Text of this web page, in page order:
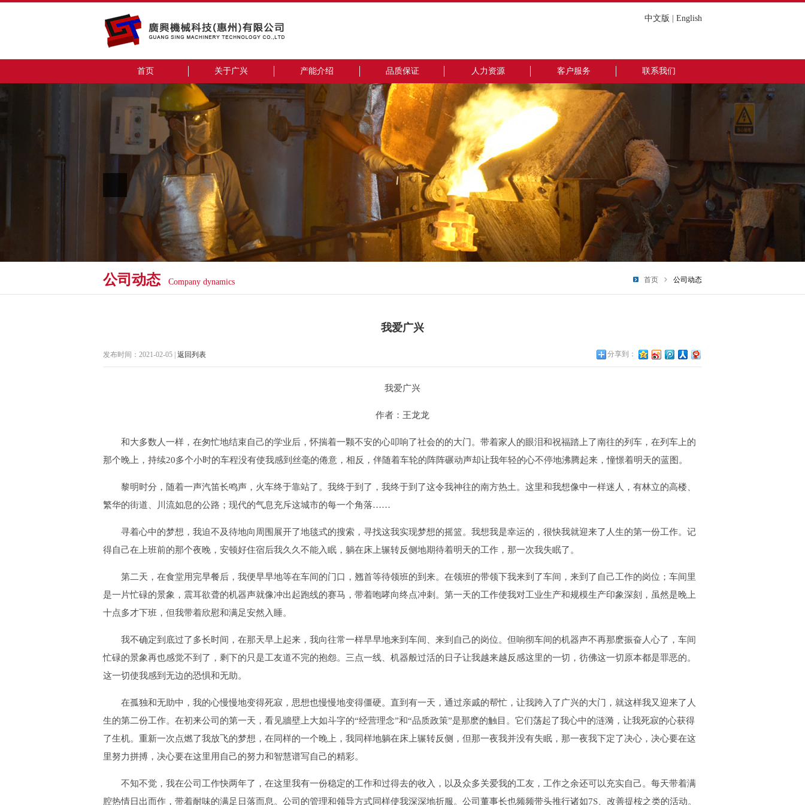
中文版 English
首页 关于广兴 产能介绍 品质保证 人力资源 客户服务 联系我们
首页 公司动态
公司动态 Company dynamics
我爱广兴
分享到：
发布时间：2021-02-05 | 返回列表
我爱广兴
作者：王龙龙
和大多数人一样，在匆忙地结束自己的学业后，怀揣着一颗不安的心叩响了社会的的大门。带着家人的眼泪和祝福踏上了南往的列车，在列车上的
那个晚上，持续20多个小时的车程没有使我感到丝毫的倦意，相反，伴随着车轮的阵阵碾动声却让我年轻的心不停地沸腾起来，憧憬着明天的蓝图。
黎明时分，随着一声汽笛长鸣声，火车终于靠站了。我终于到了，我终于到了这令我神往的南方热土。这里和我想像中一样迷人，有林立的高楼、
繁华的街道、川流如息的公路；现代的气息充斥这城市的每一个角落……
寻着心中的梦想，我迫不及待地向周围展开了地毯式的搜索，寻找这我实现梦想的摇篮。我想我是幸运的，很快我就迎来了人生的第一份工作。记
得自己在上班前的那个夜晚，安顿好住宿后我久久不能入眠，躺在床上辗转反侧地期待着明天的工作，那一次我失眠了。
第二天，在食堂用完早餐后，我便早早地等在车间的门口，翘首等待领班的到来。在领班的带领下我来到了车间，来到了自己工作的岗位；车间里
是一片忙碌的景象，震耳欲聋的机器声就像冲出起跑线的赛马，带着咆哮向终点冲刺。第一天的工作使我对工业生产和规模生产印象深刻，虽然是晚上
十点多才下班，但我带着欣慰和满足安然入睡。
我不确定到底过了多长时间，在那天早上起来，我向往常一样早早地来到车间、来到自己的岗位。但响彻车间的机器声不再那麽振奋人心了，车间
忙碌的景象再也感觉不到了，剩下的只是工友道不完的抱怨。三点一线、机器般过活的日子让我越来越反感这里的一切，彷佛这一切原本都是罪恶的。
这一切使我感到无边的恐惧和无助。
在孤独和无助中，我的心慢慢地变得死寂，思想也慢慢地变得僵硬。直到有一天，通过亲戚的帮忙，让我跨入了广兴的大门，就这样我又迎来了人
生的第二份工作。在初来公司的第一天，看见牆壁上大如斗字的“经营理念”和“品质政策”是那麽的触目。它们荡起了我心中的涟漪，让我死寂的心获得
了生机。重新一次点燃了我放飞的梦想，在同样的一个晚上，我同样地躺在床上辗转反侧，但那一夜我并没有失眠，那一夜我下定了决心，决心要在这
里努力拼搏，决心要在这里用自己的努力和智慧谱写自己的精彩。
不知不觉，我在公司工作快两年了，在这里我有一份稳定的工作和过得去的收入，以及众多关爱我的工友，工作之余还可以充实自己。每天带着满
腔热情日出而作，带着耐味的满足日落而息。公司的管理和领导方式同样使我深深地折服。公司董事长也频频带头推行诸如7S、改善提桉之类的活动。